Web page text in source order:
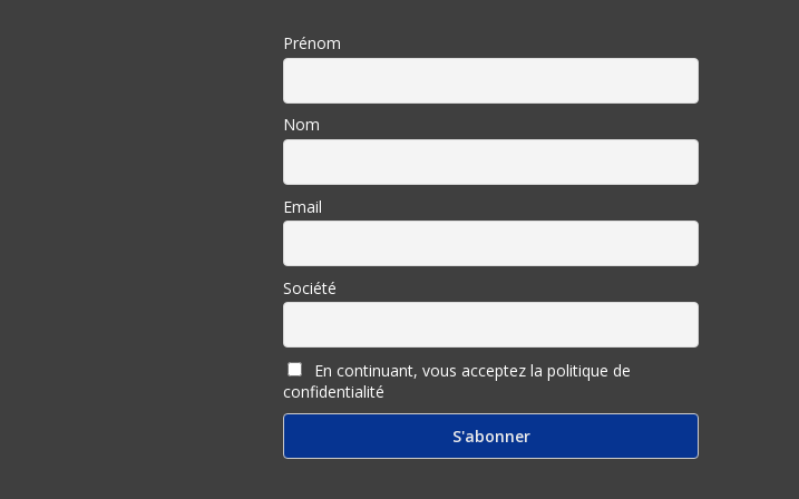
Prénom
Nom
Email
Société
En continuant, vous acceptez la politique de
confidentialité